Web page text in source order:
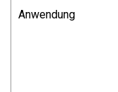
Anwendung